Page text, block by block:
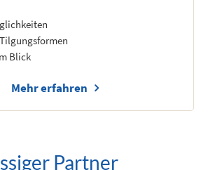
Blick
Mehr erfahren
Partner